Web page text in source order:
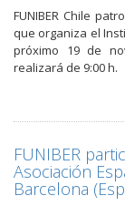
FUNIBER Chile
que organiza el
próximo 19 de
realizará de 9:00 h.
FUNIBER
Asociación
Barcelona